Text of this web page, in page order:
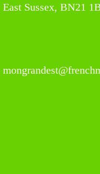
East Sussex, BN21